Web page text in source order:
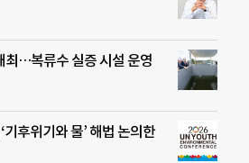
최…복류수 실증 시설 운영
후위기와 물’ 해법 논의한